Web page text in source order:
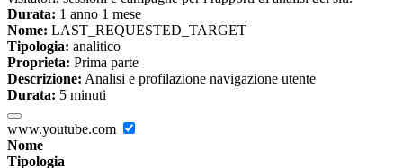
Durata: 1 anno 1 mese
Nome: LAST_REQUESTED_TARGET
Tipologia: analitico
Proprieta: Prima parte
Descrizione: Analisi e profilazione navigazione utente
Durata: 5 minuti
www.youtube.com
Nome
Tipologia